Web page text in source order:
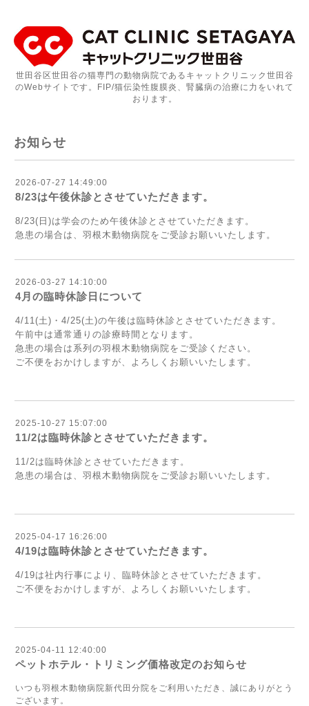
世田谷区世田谷の猫専門の動物病院であるキャットクリニック世田谷
のWebサイトです。FIP/猫伝染性腹膜炎、腎臓病の治療に力をいれて
おります。
お知らせ
2026-07-27 14:49:00
8/23は午後休診とさせていただきます。
8/23(日)は学会のため午後休診とさせていただきます。
急患の場合は、 羽根木動物病院 をご受診お願いいたします。
2026-03-27 14:10:00
4月の臨時休診日について
4/11(土)・4/25(土)の午後は臨時休診とさせていただきます。
午前中は通常通りの診療時間となります。
急患の場合は系列の羽根木動物病院 をご受診ください。
ご不便をおかけしますが、よろしくお願いいたします。
2025-10-27 15:07:00
11/2は臨時休診とさせていただきます。
11/2は臨時休診とさせていただきます。
急患の場合は、 羽根木動物病院 をご受診お願いいたします。
2025-04-17 16:26:00
4/19は臨時休診とさせていただきます。
4/19は社内行事により、臨時休診とさせていただきます。
ご不便をおかけしますが、よろしくお願いいたします。
2025-04-11 12:40:00
ペットホテル・トリミング価格改定のお知らせ
いつも羽根木動物病院新代田分院をご利用いただき、誠にありがとう
ございます。